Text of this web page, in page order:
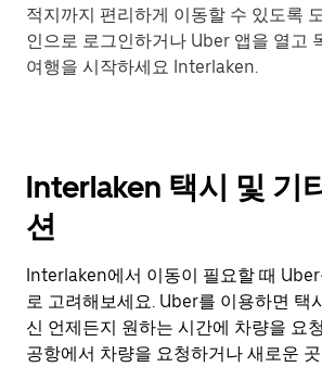
적지까지 편리하게 이동할 수 있도록
인으로 로그인하거나 Uber 앱을 열고
여행을 시작하세요 Interlaken.
Interlaken 택시 및 기
션
Interlaken에서 이동이 필요할 때
로 고려해보세요. Uber를 이용하면 택
신 언제든지 원하는 시간에 차량을 요
공항에서 차량을 요청하거나 새로운